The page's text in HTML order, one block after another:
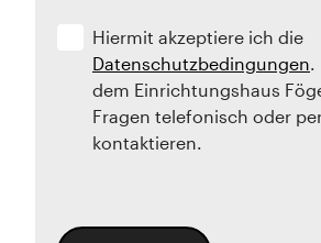
Hiermit akzeptiere ich die
Datenschutzbedingungen.
dem Einrichtungshaus
Fragen telefonisch oder
kontaktieren.